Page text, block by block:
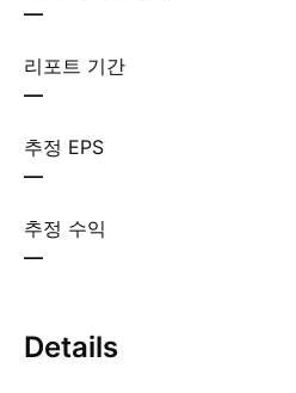
—
리포트 기간
—
추정 EPS
—
추정 수익
—
Details